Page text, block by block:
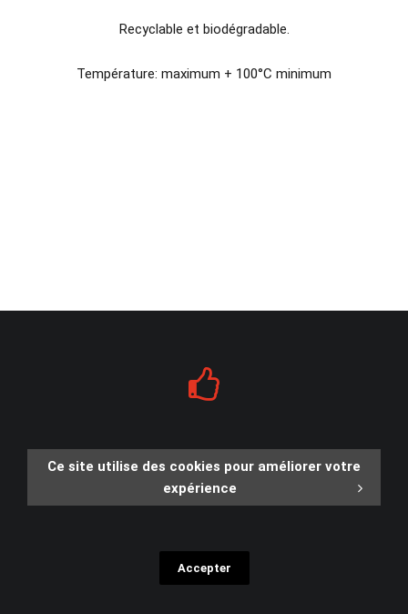
Recyclable et biodégradable.
Température: maximum + 100°C minimum
Ce site utilise des cookies pour améliorer votre
expérience
Accepter